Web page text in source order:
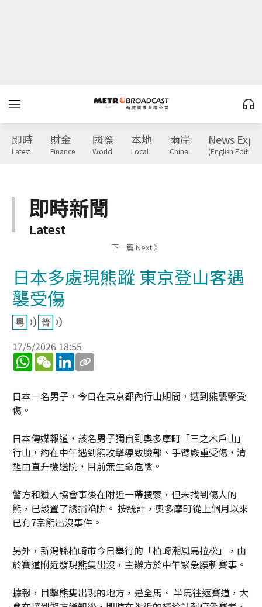
即時
Latest
財金
Finance
國際
World
本地
Local
兩岸
China
News
(English Edition)
即時新聞
Latest
下一篇 Next 》
日本多處現熊蹤 東京登山客遇
襲受傷
17/5/2026 18:55
WhatsApp
WeChatLinkedIn
日本一名男子，今日在東京都內行山期間，遭到熊襲擊受
傷。
日本傳媒報道，該名男子獨自到奧多摩町「三之木戶山」
行山，約在中午遇到熊攻擊導致臉部、手臂嚴重受傷，清
醒由直升機送院，目前無生命危險。
警方和獵人協會事後在附近一帶搜索，但未找到傷人的
熊，已設置了誘捕陷阱。 按統計，奧多摩町從上個月以來
已有7宗熊出沒事件。
另外，新潟縣柏崎市今日舉行的「柏崎潮風馬拉松」，由
於賽道附近發現熊隻出沒，主辦方於中午緊急腰斬賽事。
據報，目擊熊隻出現的地方，是全馬、 半馬往返賽道，大